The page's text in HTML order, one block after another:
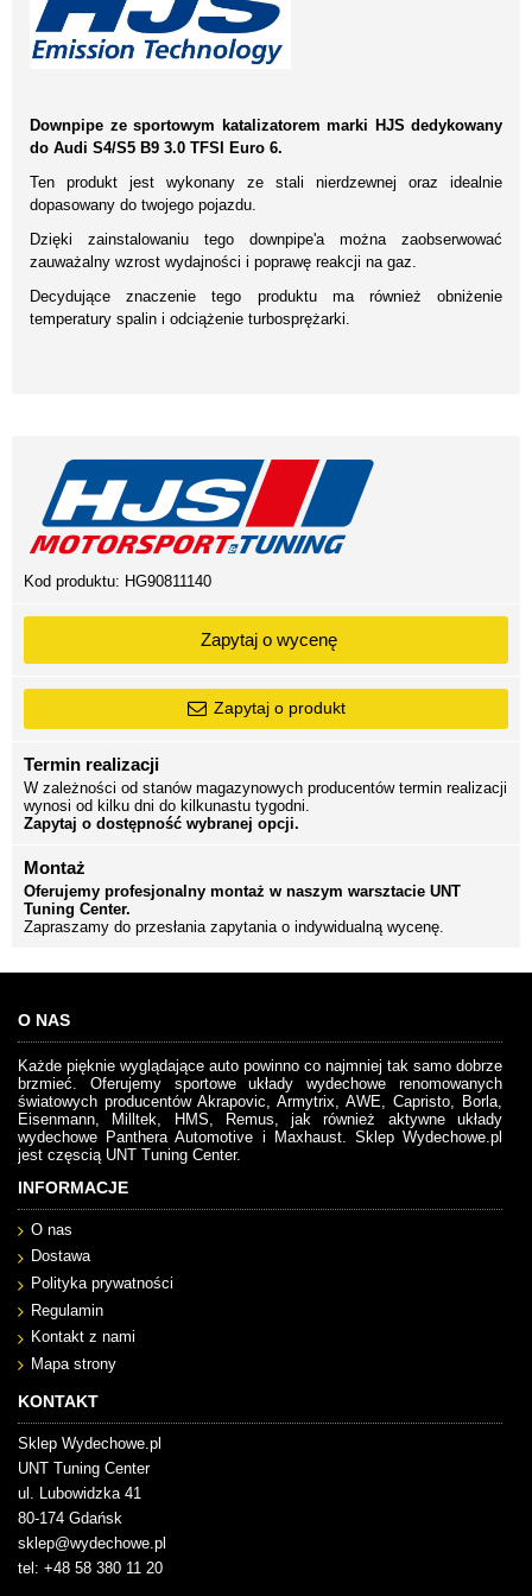
Downpipe ze sportowym katalizatorem marki HJS dedykowany
do Audi S4/S5 B9 3.0 TFSI Euro 6.
Ten produkt jest wykonany ze stali nierdzewnej oraz idealnie
dopasowany do twojego pojazdu.
Dzięki zainstalowaniu tego downpipe'a można zaobserwować
zauważalny wzrost wydajności i poprawę reakcji na gaz.
Decydujące znaczenie tego produktu ma również obniżenie
temperatury spalin i odciążenie turbosprężarki.
Kod produktu: HG90811140
Zapytaj o wycenę
Zapytaj o produkt
Termin realizacji
W zależności od stanów magazynowych producentów termin realizacji
wynosi od kilku dni do kilkunastu tygodni.
Zapytaj o dostępność wybranej opcji.
Montaż
Oferujemy profesjonalny montaż w naszym warsztacie UNT
Tuning Center.
Zapraszamy do przesłania zapytania o indywidualną wycenę.
O NAS
Każde pięknie wyglądające auto powinno co najmniej tak samo dobrze
brzmieć. Oferujemy sportowe układy wydechowe renomowanych
światowych producentów Akrapovic, Armytrix, AWE, Capristo, Borla,
Eisenmann, Milltek, HMS, Remus, jak również aktywne układy
wydechowe Panthera Automotive i Maxhaust. Sklep Wydechowe.pl
jest częscią UNT Tuning Center.
INFORMACJE
O nas
Dostawa
Polityka prywatności
Regulamin
Kontakt z nami
Mapa strony
KONTAKT
Sklep Wydechowe.pl
UNT Tuning Center
ul. Lubowidzka 41
80-174 Gdańsk
sklep@wydechowe.pl
tel: +48 58 380 11 20